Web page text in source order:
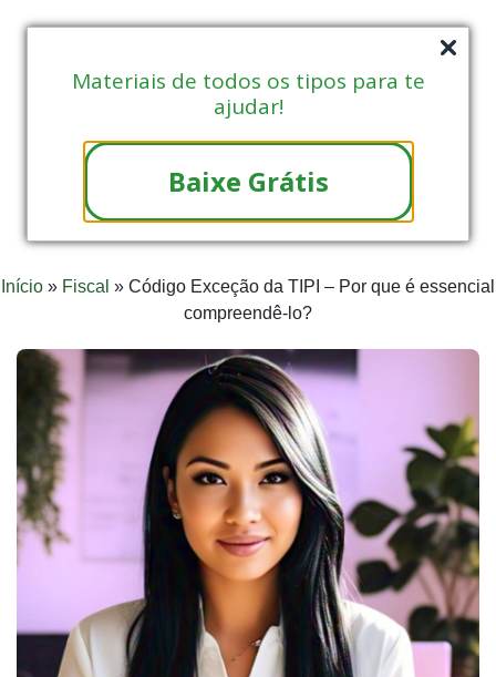
Materiais de todos os tipos para te
ajudar!
Baixe Grátis
Início » Fiscal » Código Exceção da TIPI – Por que é essencial
compreendê-lo?